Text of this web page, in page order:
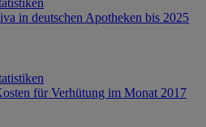
in deutschen Apotheken bis 2025
für Verhütung im Monat 2017